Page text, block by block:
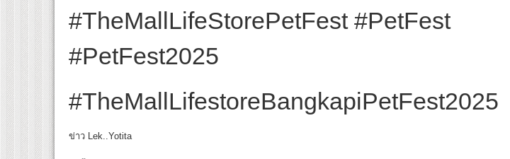
#TheMallLifeStorePetFest #PetFest
#PetFest2025
#TheMallLifestoreBangkapiPetFest2025
ข่าว Lek..Yotita